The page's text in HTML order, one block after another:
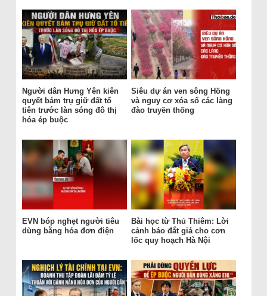
Người dân Hưng Yên kiên
quyết bám trụ giữ đất tổ
tiên trước làn sóng đô thị
hóa ép buộc
Siêu dự án ven sông Hồng
và nguy cơ xóa sổ các làng
đào truyền thống
EVN bóp nghẹt người tiêu
dùng bằng hóa đơn điện
Bài học từ Thủ Thiêm: Lời
cảnh báo đắt giá cho cơn
lốc quy hoạch Hà Nội